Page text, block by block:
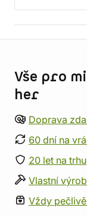
Vše pro
her
Doprava
60 dní na
20 let na trhu
Vlastní
Vždy